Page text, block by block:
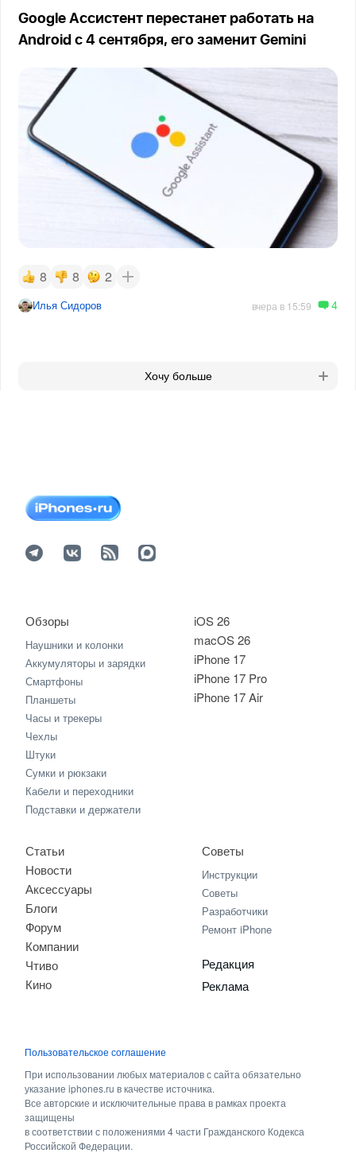
Google Ассистент перестанет работать на
Android с 4 сентября, его заменит Gemini
8 8 2
Илья Сидоров вчера в 15:59 4
Хочу больше
iOS 26
macOS 26
iPhone 17
iPhone 17 Pro
iPhone 17 Air
Обзоры
Наушники и колонки
Аккумуляторы и зарядки
Смартфоны
Планшеты
Часы и трекеры
Чехлы
Штуки
Сумки и рюкзаки
Кабели и переходники
Подставки и держатели
Статьи
Новости
Аксессуары
Блоги
Форум
Компании
Чтиво
Кино
Советы
Инструкции
Советы
Разработчики
Ремонт iPhone
Редакция
Реклама
Пользовательское соглашение
При использовании любых материалов с сайта обязательно
указание iphones.ru в качестве источника.
Все авторские и исключительные права в рамках проекта
защищены
в соответствии с положениями 4 части Гражданского Кодекса
Российской Федерации.